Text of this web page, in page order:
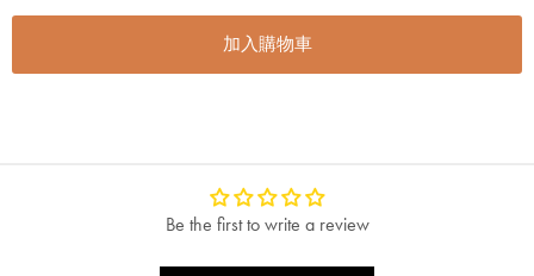
Be the first to write a review